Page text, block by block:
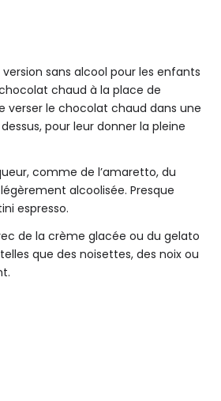
version sans alcool pour les enfants
chaud à la place de
verser le chocolat chaud dans une
pour leur donner la pleine
comme de l’amaretto, du
alcoolisée. Presque
espresso.
de la crème glacée ou du gelato
que des noisettes, des noix ou